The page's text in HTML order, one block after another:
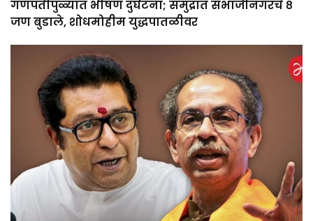
गणपतीपुळ्यात भीषण दुर्घटना; समुद्रात संभाजीनगरचे ८
जण बुडाले, शोधमोहीम युद्धपातळीवर